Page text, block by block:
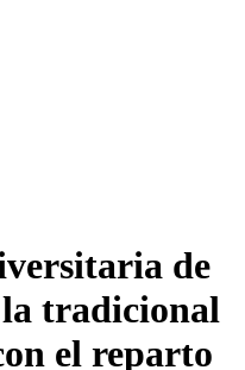
de
tradicional
el reparto